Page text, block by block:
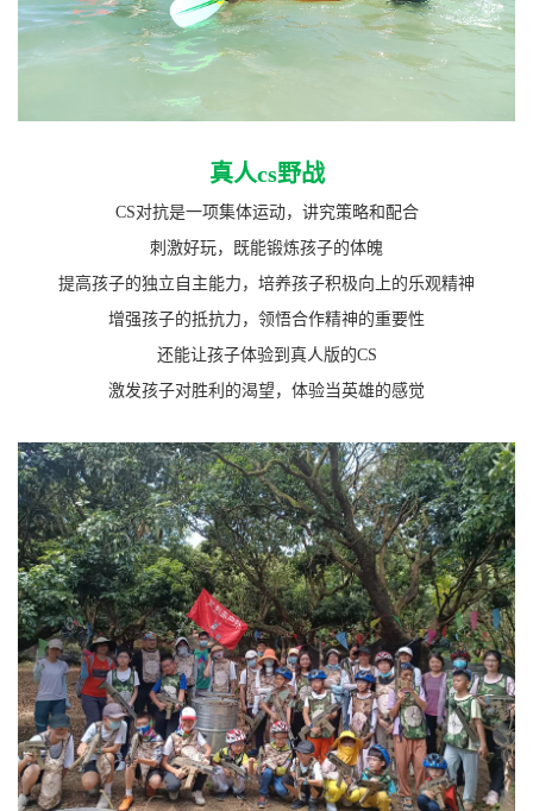
真人cs野战
CS对抗是一项集体运动，讲究策略和配合
刺激好玩，既能锻炼孩子的体魄
提高孩子的独立自主能力，培养孩子积极向上的乐观精神
增强孩子的抵抗力，领悟合作精神的重要性
还能让孩子体验到真人版的CS
激发孩子对胜利的渴望，体验当英雄的感觉